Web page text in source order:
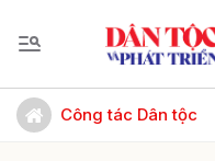
Công tác Dân tộc
Gửi bình luận